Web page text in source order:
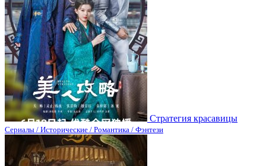
Стратегия красавицы
Сериалы / Исторические / Романтика / Фэнтези